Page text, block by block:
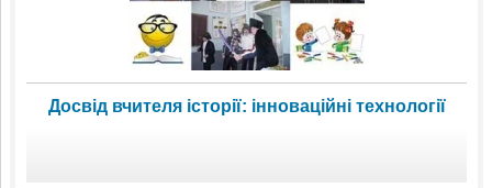
Досвід вчителя історії: інноваційні технології